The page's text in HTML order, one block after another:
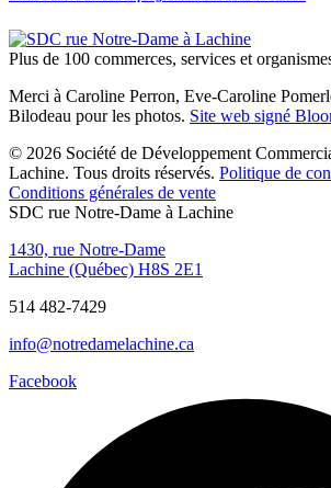
Plus de 100 commerces, services et
Merci à Caroline Perron, Eve-Caroline
Bilodeau pour les photos. Site web signé
© 2026 Société de Développement
Lachine. Tous droits réservés. Politique de
Conditions générales de vente
SDC rue Notre-Dame à Lachine
1430, rue Notre-Dame
Lachine (Québec) H8S 2E1
514 482-7429
info@notredamelachine.ca
Facebook